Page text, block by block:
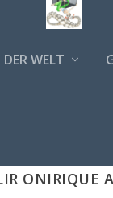
WELT
ONIRIQUE